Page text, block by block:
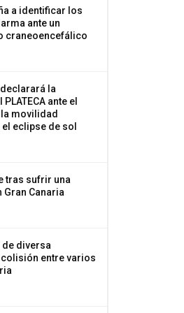
a identificar los
ante un
craneoencefálico
la
ante el
movilidad
eclipse de sol
tras sufrir una
Gran Canaria
diversa
entre varios